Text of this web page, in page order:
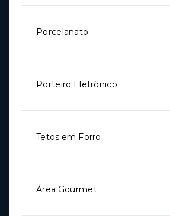
Porcelanato
Porteiro Eletrônico
Tetos em Forro
Área Gourmet